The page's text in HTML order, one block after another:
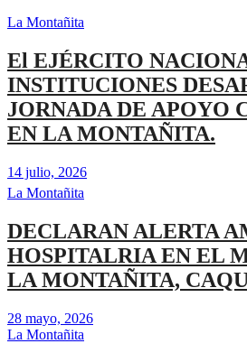
La Montañita
El EJÉRCITO
INSTITUCIONES
JORNADA DE APOYO
EN LA MONTAÑITA.
14 julio, 2026
La Montañita
DECLARAN ALERTA
HOSPITALRIA EN EL
LA MONTAÑITA,
28 mayo, 2026
La Montañita